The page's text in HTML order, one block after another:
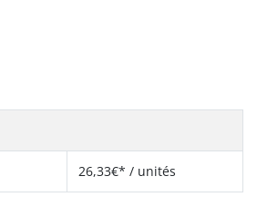
26,33€* / unités